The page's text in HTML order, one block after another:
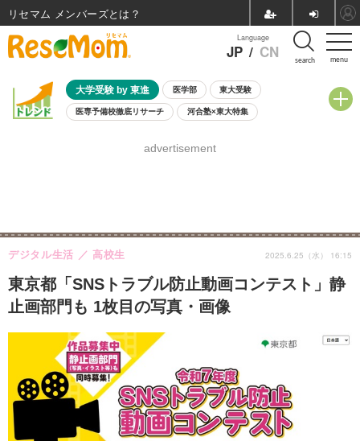
menu
Language
JP / CN search
大学受験 by 東進 医学部 東大受験
医専予備校徹底リサーチ 河合塾×東大特集
8月開催学校説明会・相談会
advertisement
東京都「SNSトラブル防止動画コンテスト」静
止画部門も 1枚目の写真・画像
デジタル生活 高校生 2025.6.25（水） 16:15
リセマム メンバーズ